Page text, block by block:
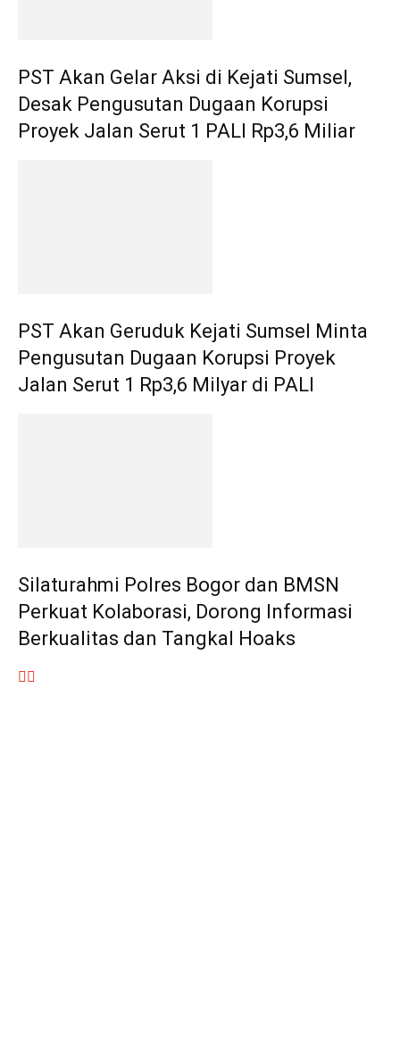
PST Akan Gelar Aksi di Kejati Sumsel,
Desak Pengusutan Dugaan Korupsi
Proyek Jalan Serut 1 PALI Rp3,6 Miliar
PST Akan Geruduk Kejati Sumsel Minta
Pengusutan Dugaan Korupsi Proyek
Jalan Serut 1 Rp3,6 Milyar di PALI
Silaturahmi Polres Bogor dan BMSN
Perkuat Kolaborasi, Dorong Informasi
Berkualitas dan Tangkal Hoaks